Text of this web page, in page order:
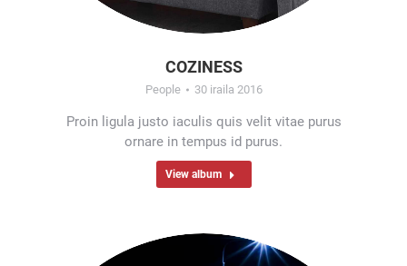
COZINESS
People 30 iraila 2016
Proin ligula justo iaculis quis velit vitae purus
ornare in tempus id purus.
View album